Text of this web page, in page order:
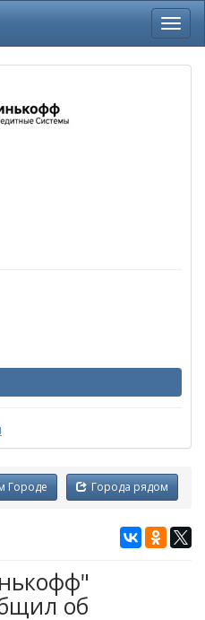
Города рядом
Городе
об